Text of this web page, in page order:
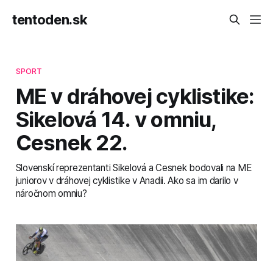
tentoden.sk
SPORT
ME v dráhovej cyklistike:
Sikelová 14. v omniu,
Cesnek 22.
Slovenskí reprezentanti Sikelová a Cesnek bodovali na ME
juniorov v dráhovej cyklistike v Anadii. Ako sa im darilo v
náročnom omniu?